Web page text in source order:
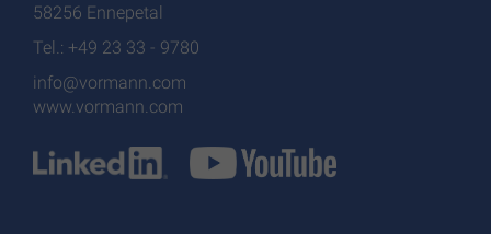
58256 Ennepetal
Tel.: +49 23 33 - 9780
info@vormann.com
www.vormann.com